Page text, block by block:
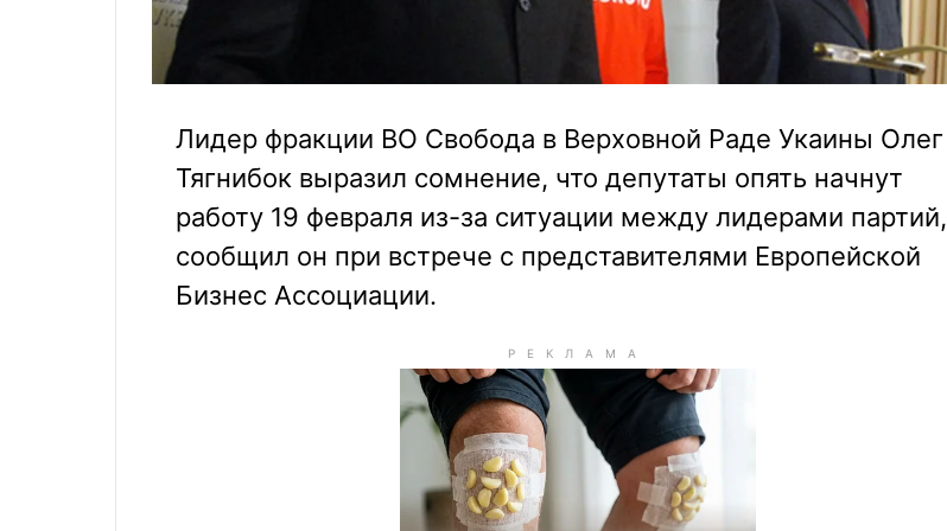
Лидер фракции ВО Свобода в Верховной Раде Укаины Олег
Тягнибок выразил сомнение, что депутаты опять начнут
работу 19 февраля из-за ситуации между лидерами партий,
сообщил он при встрече с представителями Европейской
Бизнес Ассоциации.